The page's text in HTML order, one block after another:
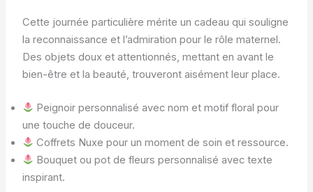
Cette journée particulière mérite un cadeau qui souligne
la reconnaissance et l’admiration pour le rôle maternel.
Des objets doux et attentionnés, mettant en avant le
bien-être et la beauté, trouveront aisément leur place.
Peignoir personnalisé avec nom et motif floral pour
une touche de douceur.
Coffrets Nuxe pour un moment de soin et ressource.
Bouquet ou pot de fleurs personnalisé avec texte
inspirant.